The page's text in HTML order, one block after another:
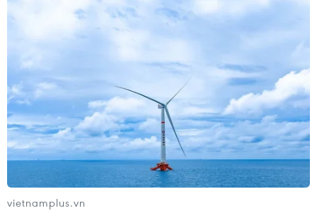
vietnamplus.vn